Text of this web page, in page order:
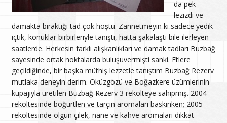
da pek
lezizdi ve
damakta bıraktığı tad çok hoştu. Zannetmeyin ki sadece yedik
içtik, konuklar birbirleriyle tanıştı, hatta şakalaştı bile ilerleyen
saatlerde. Herkesin farklı alışkanlıkları ve damak tadları Buzbağ
sayesinde ortak noktalarda buluşuvermişti sanki. Etlere
geçildiğinde, bir başka müthiş lezzetle tanıştım Buzbağ Rezerv
mutlaka deneyin derim. Öküzgözü ve Boğazkere üzümlerinin
kupajıyla üretilen Buzbağ Rezerv 3 rekolteye sahipmiş. 2004
rekoltesinde böğürtlen ve tarçın aromaları baskınken; 2005
rekoltesinde olgun çilek, nane ve kahve aromaları dikkat